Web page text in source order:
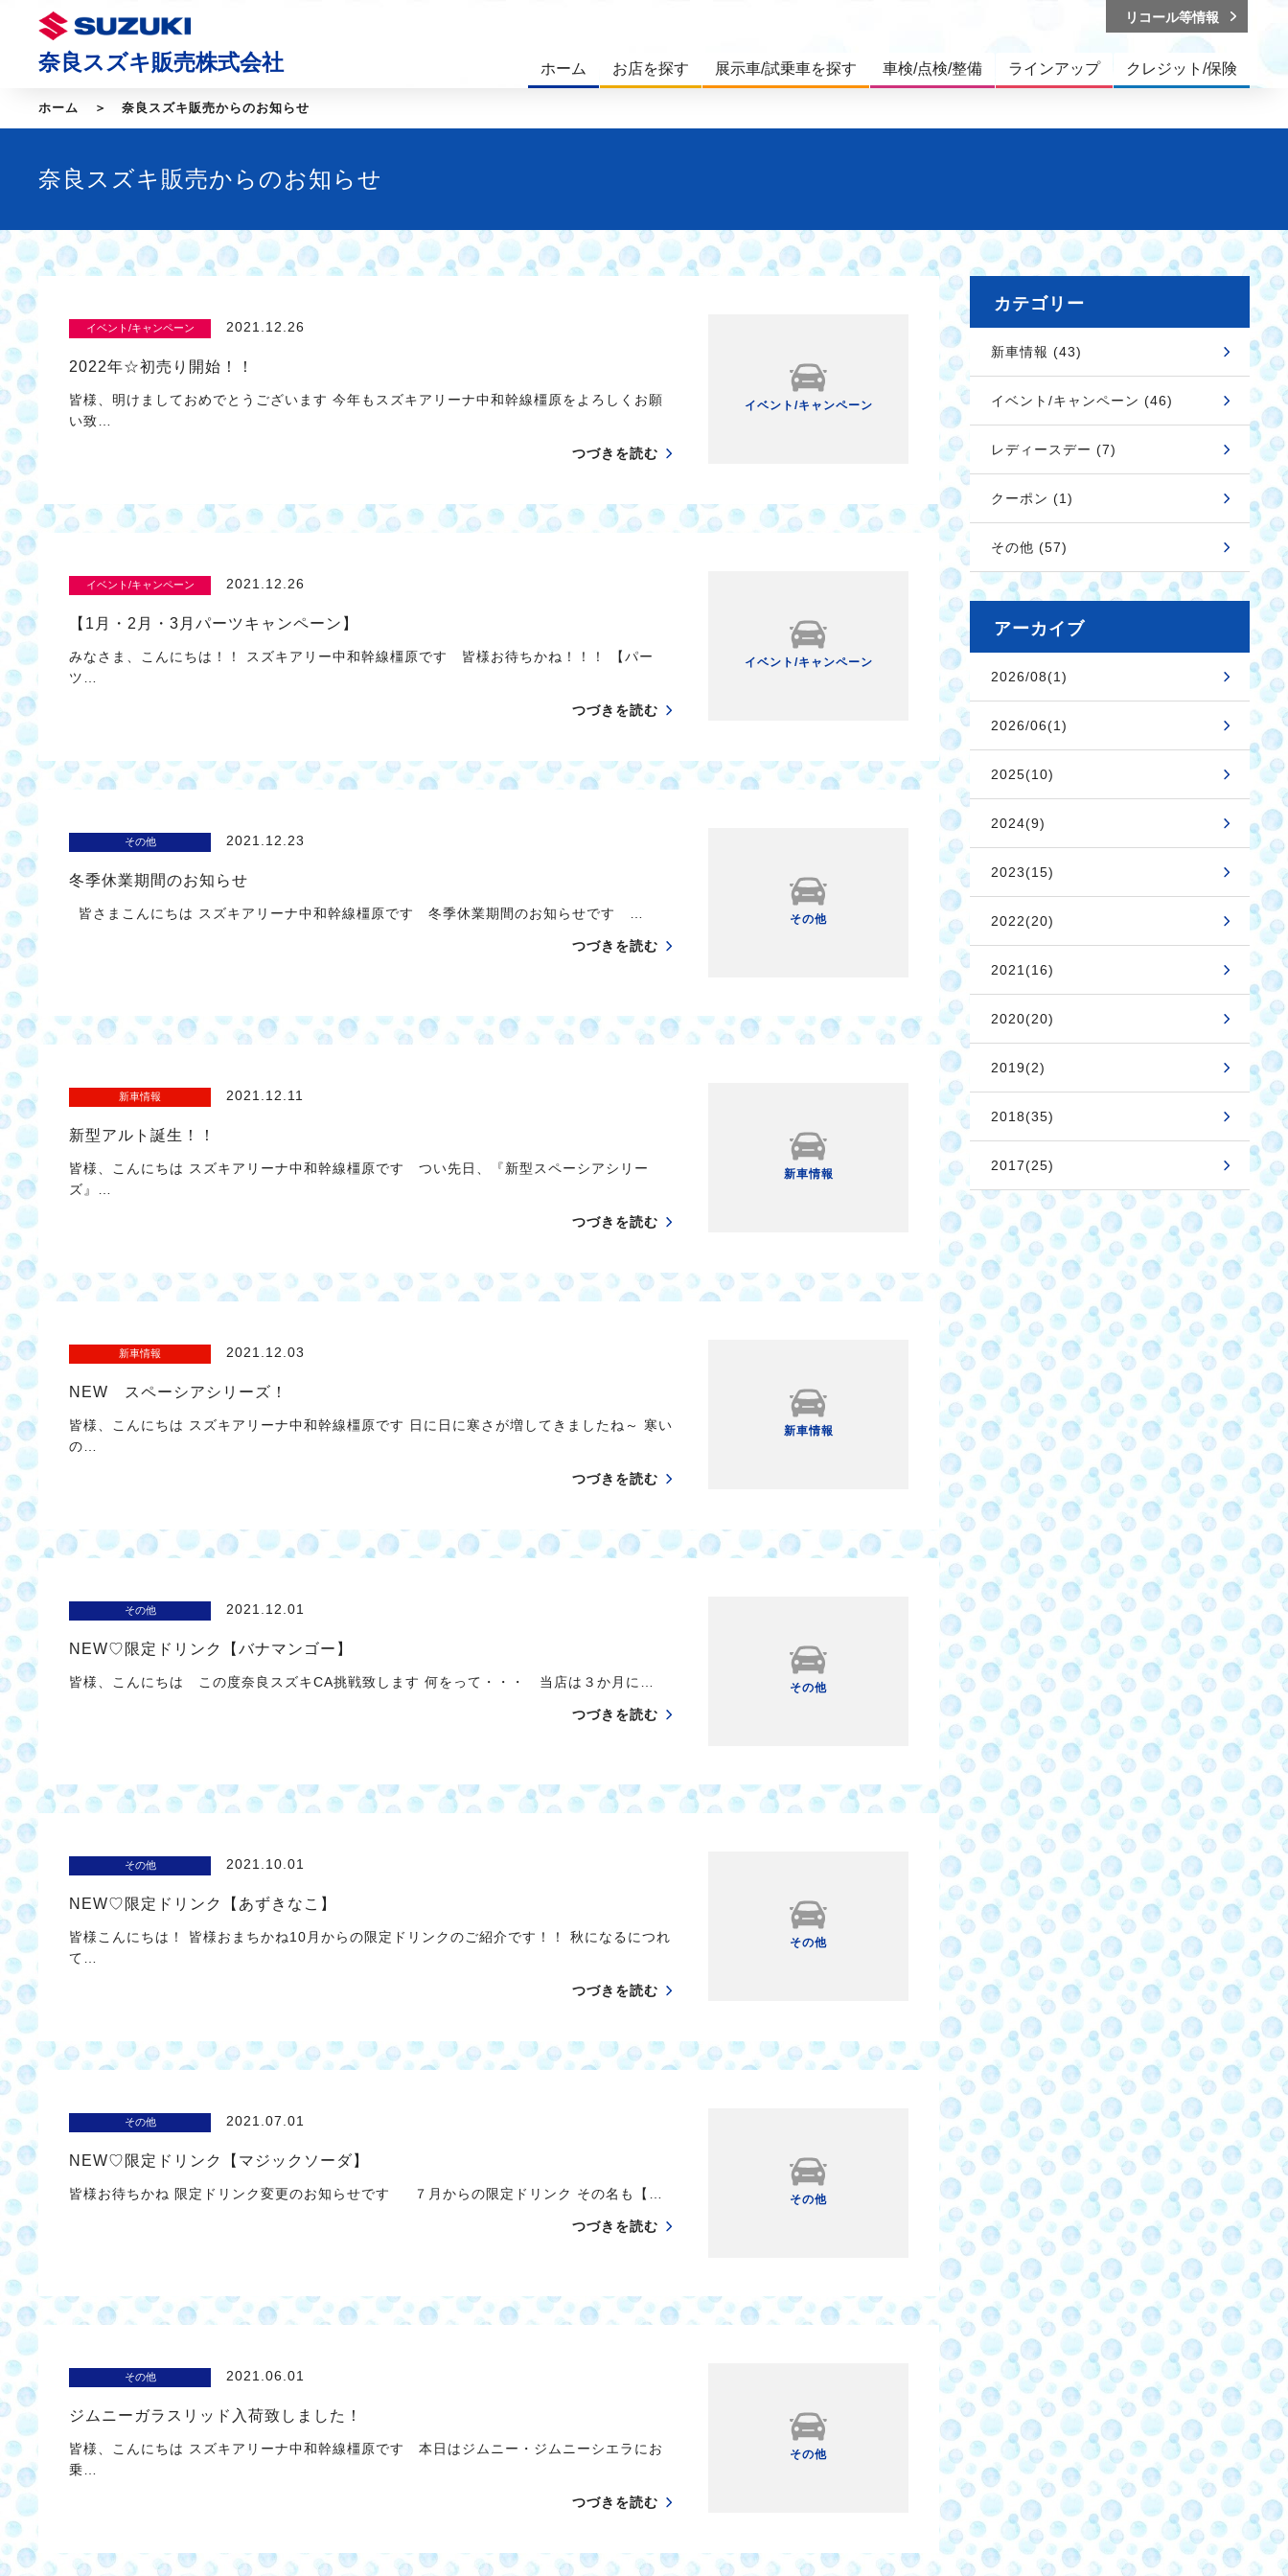
奈良スズキ販売株式会社 ホーム お店を探す 展示車/試乗車を探す 車検/点検/整備 ラインアップ クレジット/保険
リコール等情報
ホーム 奈良スズキ販売からのお知らせ
奈良スズキ販売からのお知らせ
イベント/キャンペーン 2021.12.26
2022年☆初売り開始！！
皆様、明けましておめでとうございます 今年もスズキアリーナ中和幹線橿原をよろしくお願
い致…
つづきを読む
イベント/キャンペーン
イベント/キャンペーン 2021.12.26
【1月・2月・3月パーツキャンペーン】
みなさま、こんにちは！！ スズキアリー中和幹線橿原です 皆様お待ちかね！！！ 【パー
ツ…
つづきを読む
イベント/キャンペーン
その他 2021.12.23
冬季休業期間のお知らせ
皆さまこんにちは スズキアリーナ中和幹線橿原です 冬季休業期間のお知らせです …
つづきを読む
その他
新車情報 2021.12.11
新型アルト誕生！！
皆様、こんにちは スズキアリーナ中和幹線橿原です つい先日、『新型スペーシアシリー
ズ』…
つづきを読む
新車情報
新車情報 2021.12.03
NEW スペーシアシリーズ！
皆様、こんにちは スズキアリーナ中和幹線橿原です 日に日に寒さが増してきましたね～ 寒い
の…
つづきを読む
新車情報
その他 2021.12.01
NEW♡限定ドリンク【バナマンゴー】
皆様、こんにちは この度奈良スズキCA挑戦致します 何をって・・・ 当店は３か月に…
つづきを読む
その他
その他 2021.10.01
NEW♡限定ドリンク【あずきなこ】
皆様こんにちは！ 皆様おまちかね10月からの限定ドリンクのご紹介です！！ 秋になるにつれ
て…
つづきを読む
その他
その他 2021.07.01
NEW♡限定ドリンク【マジックソーダ】
皆様お待ちかね 限定ドリンク変更のお知らせです ７月からの限定ドリンク その名も【…
つづきを読む
その他
その他 2021.06.01
ジムニーガラスリッド入荷致しました！
皆様、こんにちは スズキアリーナ中和幹線橿原です 本日はジムニー・ジムニーシエラにお
乗…
つづきを読む
その他
カテゴリー
新車情報 (43)
イベント/キャンペーン (46)
レディースデー (7)
クーポン (1)
その他 (57)
アーカイブ
2026/08(1)
2026/06(1)
2025(10)
2024(9)
2023(15)
2022(20)
2021(16)
2020(20)
2019(2)
2018(35)
2017(25)